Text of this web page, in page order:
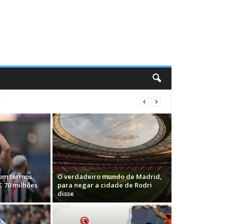
termos
70 milhões
O verdadeiro mundo de Madrid,
para negar a cidade de Rodri
disse